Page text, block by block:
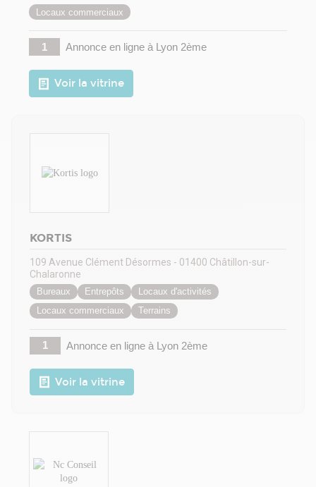
Locaux commerciaux
1 Annonce en ligneà Lyon 2ème
Voir la vitrine
KORTIS
109 Avenue Clément Désormes - 01400 Châtillon-sur-
Chalaronne
Bureaux Entrepôts
Locaux d'activités
Locaux commerciaux
Terrains
1 Annonce en ligneà Lyon 2ème
Voir la vitrine